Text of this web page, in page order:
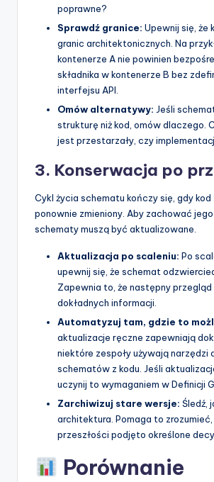
poprawne?
Sprawdź granice: Upewnij się, że
granic architektonicznych. Na
kontenerze A nie powinien
składnika w kontenerze B bez
interfejsu API.
Omów alternatywy: Jeśli
strukturę niż kod, omów dlaczego.
jest przestarzały, czy
3. Konserwacja po
Cykl życia schematu kończy się, gdy
ponownie zmieniony. Aby zachować
schematy muszą być aktualizowane.
Aktualizacja po scaleniu: Po
upewnij się, że schemat
Zapewnia to, że następny przegląd
dokładnych informacji.
Automatyzuj tam, gdzie to
aktualizacje ręczne zapewniają
niektóre zespoły używają narzędzi
schematów z kodu. Jeśli
uczynij to wymaganiem w Definicji
Zarchiwizuj stare wersje: Śledź,
architektura. Pomaga to
przeszłości podjęto określone
Porównanie